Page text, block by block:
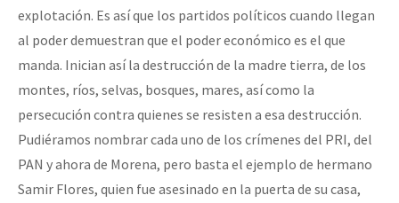
explotación. Es así que los partidos políticos cuando llegan
al poder demuestran que el poder económico es el que
manda. Inician así la destrucción de la madre tierra, de los
montes, ríos, selvas, bosques, mares, así como la
persecución contra quienes se resisten a esa destrucción.
Pudiéramos nombrar cada uno de los crímenes del PRI, del
PAN y ahora de Morena, pero basta el ejemplo de hermano
Samir Flores, quien fue asesinado en la puerta de su casa,